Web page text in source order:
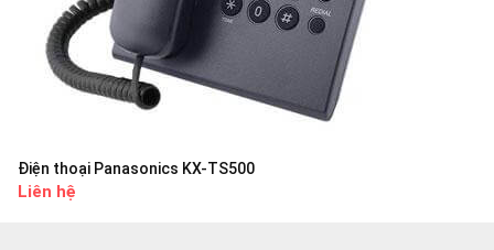
Điện thoại Panasonics KX-TS500
Liên hệ